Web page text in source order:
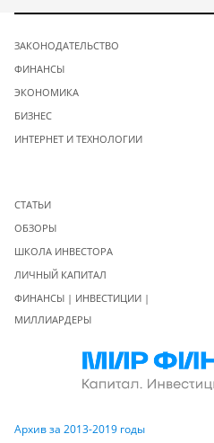
ЗАКОНОДАТЕЛЬСТВО
ФИНАНСЫ
ЭКОНОМИКА
БИЗНЕС
ИНТЕРНЕТ И ТЕХНОЛОГИИ
СТАТЬИ
ОБЗОРЫ
ШКОЛА ИНВЕСТОРА
ЛИЧНЫЙ КАПИТАЛ
ФИНАНСЫ | ИНВЕСТИЦИИ |
МИЛЛИАРДЕРЫ
Архив за 2013-2019 годы